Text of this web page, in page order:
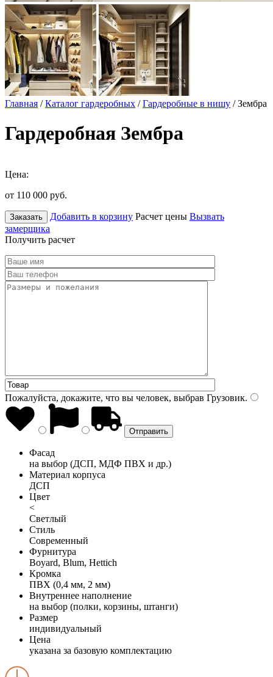
Главная /Каталог гардеробных /Гардеробные в нишу / Зембра
Гардеробная Зембра
Цена:
от 110 000 руб.
Заказать Добавить в корзину Расчет цены Вызвать
замерщика
Получить расчет
Пожалуйста, докажите, что вы человек, выбрав Грузовик.
Фасад
на выбор (ДСП, МДФ ПВХ и др.)
Материал корпуса
ДСП
Цвет
<
Светлый
Стиль
Современный
Фурнитура
Boyard, Blum, Hettich
Кромка
ПВХ (0,4 мм, 2 мм)
Внутреннее наполнение
на выбор (полки, корзины, штанги)
Размер
индивидуальный
Цена
указана за базовую комплектацию